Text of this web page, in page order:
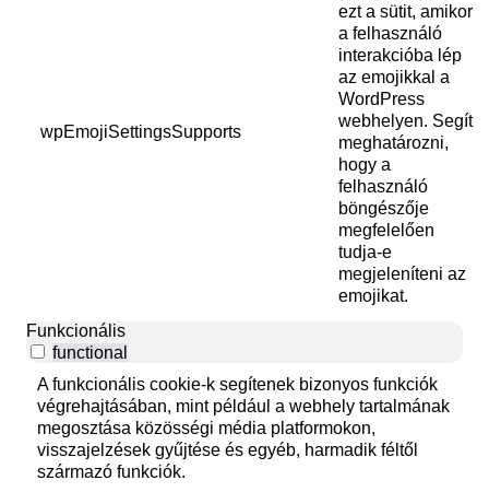
wpEmojiSettingsSupports
ezt a sütit, amikor
a felhasználó
interakcióba lép
az emojikkal a
WordPress
webhelyen. Segít
meghatározni,
hogy a
felhasználó
böngészője
megfelelően
tudja-e
megjeleníteni az
emojikat.
Funkcionális
functional
A funkcionális cookie-k segítenek bizonyos funkciók
végrehajtásában, mint például a webhely tartalmának
megosztása közösségi média platformokon,
visszajelzések gyűjtése és egyéb, harmadik féltől
származó funkciók.